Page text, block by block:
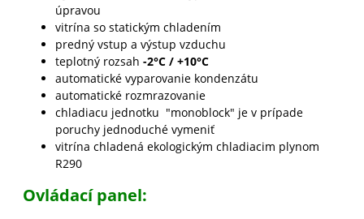
úpravou
vitrína so statickým chladením
predný vstup a výstup vzduchu
teplotný rozsah -2°C / +10°C
automatické vyparovanie kondenzátu
automatické rozmrazovanie
chladiacu jednotku "monoblock" je v prípade
poruchy jednoduché vymeniť
vitrína chladená ekologickým chladiacim plynom
R290
Ovládací panel: